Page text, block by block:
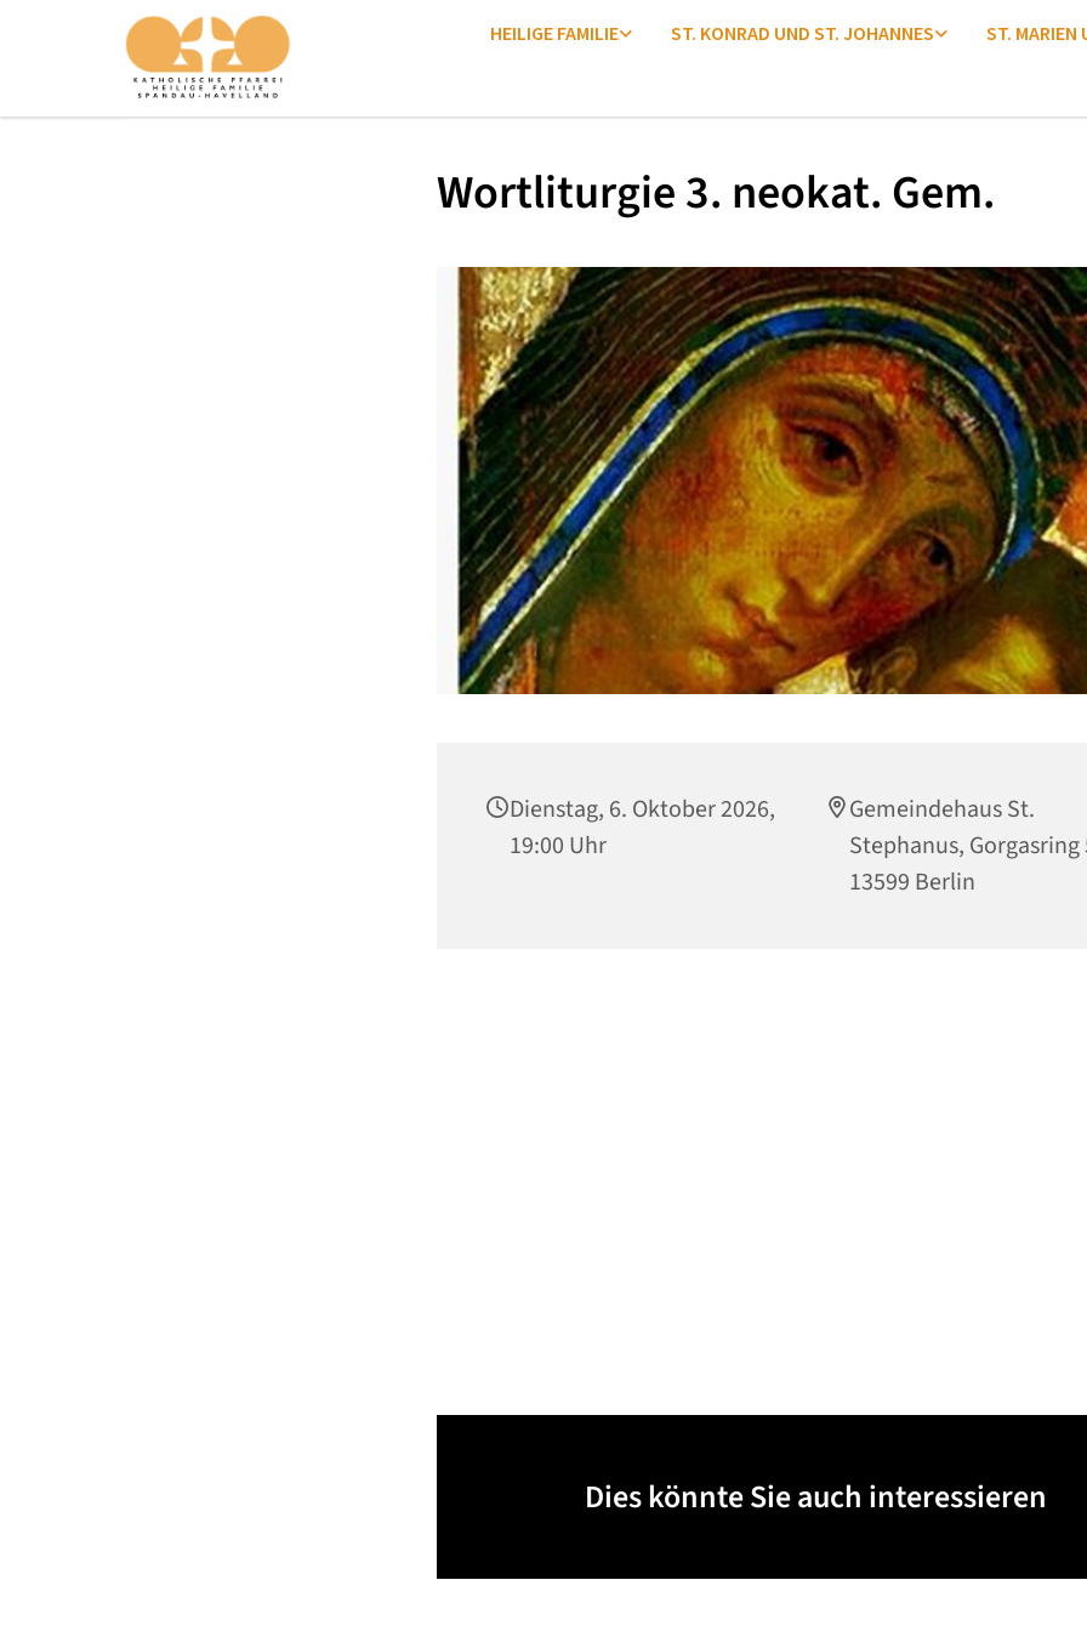
HEILIGE FAMILIE ST. KONRAD UND ST. JOHANNES ST. MARIEN
Wortliturgie 3. neokat. Gem.
Dienstag, 6. Oktober 2026,
19:00 Uhr
Gemeindehaus St.
Stephanus, Gorgasring
13599 Berlin
Dies könnte Sie auch interessieren